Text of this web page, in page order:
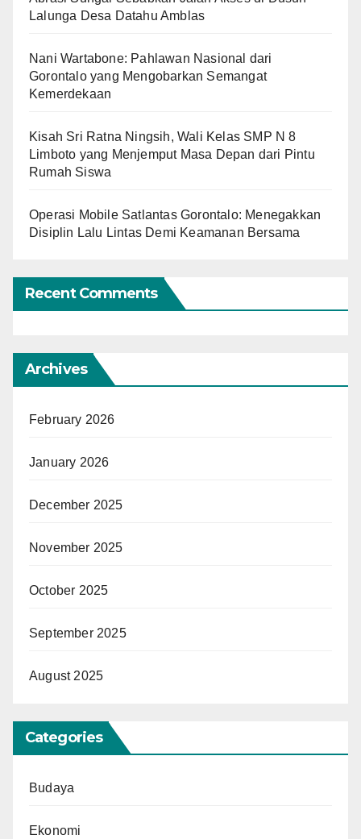
Lalunga Desa Datahu Amblas
Nani Wartabone: Pahlawan Nasional dari
Gorontalo yang Mengobarkan Semangat
Kemerdekaan
Kisah Sri Ratna Ningsih, Wali Kelas SMP N 8
Limboto yang Menjemput Masa Depan dari Pintu
Rumah Siswa
Operasi Mobile Satlantas Gorontalo: Menegakkan
Disiplin Lalu Lintas Demi Keamanan Bersama
Recent Comments
Archives
February 2026
January 2026
December 2025
November 2025
October 2025
September 2025
August 2025
Categories
Budaya
Ekonomi